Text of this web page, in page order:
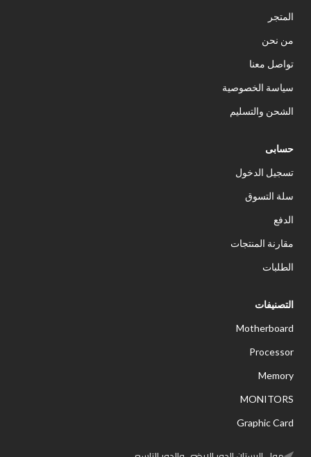
المتجر
من نحن
تواصل معنا
سياسة الخصوصية
الشحن والتسليم
حسابى
تسجيل الدخول
سلة التسوق
الدفع
مقارنة المنتجات
الطلبات
التصنيفات
Motherboard
Processor
Memory
MONITORS
Graphic Card